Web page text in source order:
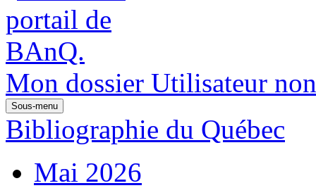
Mon dossier Utilisateur
Sous-menu
Bibliographie du Québec
Mai 2026